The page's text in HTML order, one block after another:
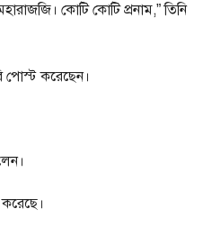
কোটি কোটি প্রনাম,” তিনি
পোস্ট করেছেন।